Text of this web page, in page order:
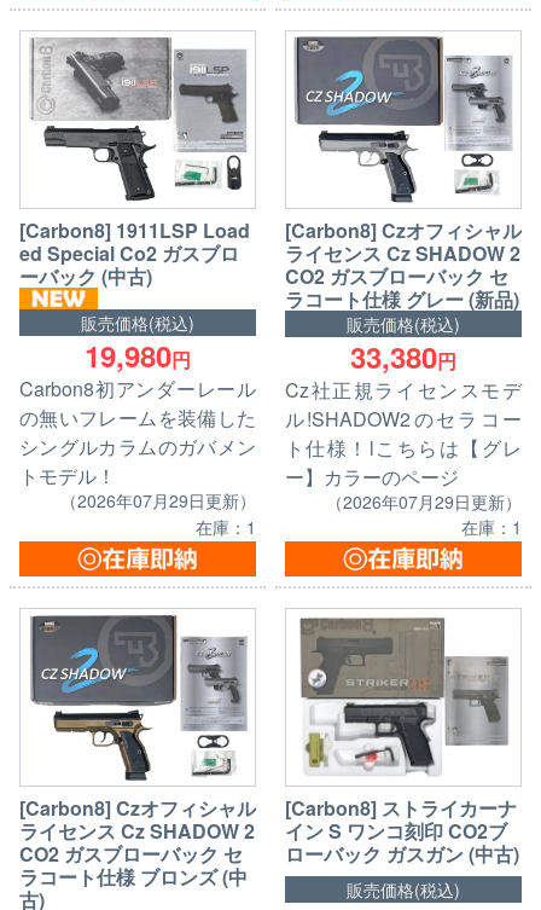
[Carbon8] 1911LSP Load
ed Special Co2 ガスブロ
ーバック (中古)
販売価格(税込)
19,980円
Carbon8初アンダーレール
の無いフレームを装備した
シングルカラムのガバメン
トモデル！
（2026年07月29日更新）
在庫：1
[Carbon8] Czオフィシャル
ライセンス Cz SHADOW 2
CO2 ガスブローバック セ
ラコート仕様 グレー (新品)
販売価格(税込)
33,380円
Cz社正規ライセンスモデ
ル!SHADOW2のセラコー
ト仕様！lこちらは【グレ
ー】カラーのページ
（2026年07月29日更新）
在庫：1
[Carbon8] Czオフィシャル
ライセンス Cz SHADOW 2
CO2 ガスブローバック セ
ラコート仕様 ブロンズ (中
古)
[Carbon8] ストライカーナ
イン S ワンコ刻印 CO2ブ
ローバック ガスガン (中古)
販売価格(税込)